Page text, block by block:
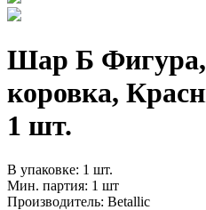
Шар Б
коровка,
1 шт.
В упаковке: 1 шт.
Мин. партия: 1 шт
Производитель: Betallic